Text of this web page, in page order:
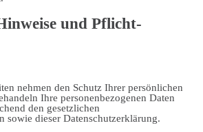
und Pflicht­
nehmen den Schutz Ihrer persönlichen
Ihre personenbezogenen Daten
den gesetzlichen
sowie dieser Datenschutzerklärung.